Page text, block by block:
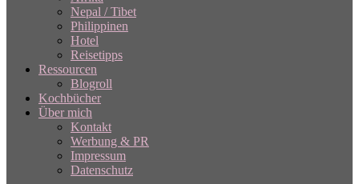
Nepal / Tibet
Philippinen
Hotel
Reisetipps
Ressourcen
Blogroll
Kochbücher
Über mich
Kontakt
Werbung & PR
Impressum
Datenschutz